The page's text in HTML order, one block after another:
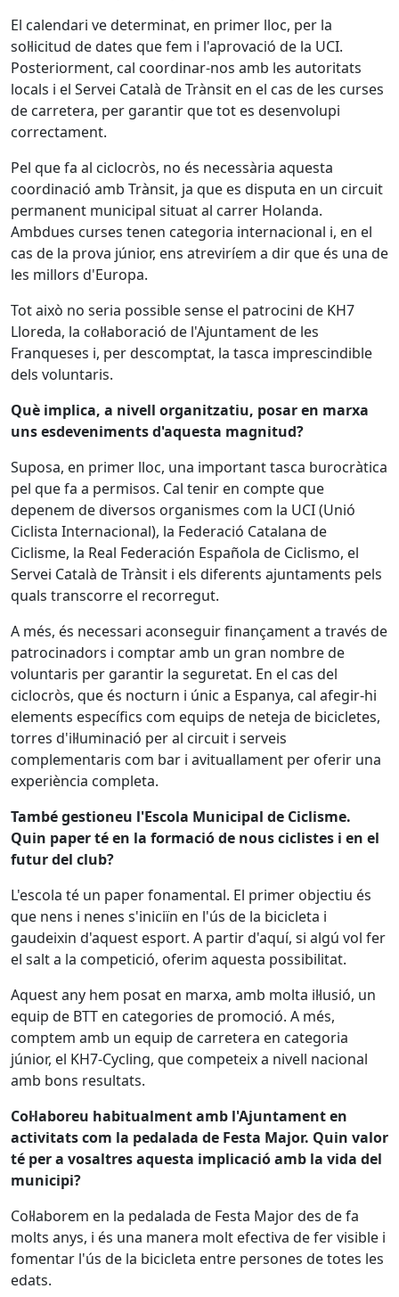
El calendari ve determinat, en primer lloc, per la
sol·licitud de dates que fem i l'aprovació de la UCI.
Posteriorment, cal coordinar-nos amb les autoritats
locals i el Servei Català de Trànsit en el cas de les curses
de carretera, per garantir que tot es desenvolupi
correctament.
Pel que fa al ciclocròs, no és necessària aquesta
coordinació amb Trànsit, ja que es disputa en un circuit
permanent municipal situat al carrer Holanda.
Ambdues curses tenen categoria internacional i, en el
cas de la prova júnior, ens atreviríem a dir que és una de
les millors d'Europa.
Tot això no seria possible sense el patrocini de KH7
Lloreda, la col·laboració de l'Ajuntament de les
Franqueses i, per descomptat, la tasca imprescindible
dels voluntaris.
Què implica, a nivell organitzatiu, posar en marxa
uns esdeveniments d'aquesta magnitud?
Suposa, en primer lloc, una important tasca burocràtica
pel que fa a permisos. Cal tenir en compte que
depenem de diversos organismes com la UCI (Unió
Ciclista Internacional), la Federació Catalana de
Ciclisme, la Real Federación Española de Ciclismo, el
Servei Català de Trànsit i els diferents ajuntaments pels
quals transcorre el recorregut.
A més, és necessari aconseguir finançament a través de
patrocinadors i comptar amb un gran nombre de
voluntaris per garantir la seguretat. En el cas del
ciclocròs, que és nocturn i únic a Espanya, cal afegir-hi
elements específics com equips de neteja de bicicletes,
torres d'il·luminació per al circuit i serveis
complementaris com bar i avituallament per oferir una
experiència completa.
També gestioneu l'Escola Municipal de Ciclisme.
Quin paper té en la formació de nous ciclistes i en el
futur del club?
L'escola té un paper fonamental. El primer objectiu és
que nens i nenes s'iniciïn en l'ús de la bicicleta i
gaudeixin d'aquest esport. A partir d'aquí, si algú vol fer
el salt a la competició, oferim aquesta possibilitat.
Aquest any hem posat en marxa, amb molta il·lusió, un
equip de BTT en categories de promoció. A més,
comptem amb un equip de carretera en categoria
júnior, el KH7-Cycling, que competeix a nivell nacional
amb bons resultats.
Col·laboreu habitualment amb l'Ajuntament en
activitats com la pedalada de Festa Major. Quin valor
té per a vosaltres aquesta implicació amb la vida del
municipi?
Col·laborem en la pedalada de Festa Major des de fa
molts anys, i és una manera molt efectiva de fer visible i
fomentar l'ús de la bicicleta entre persones de totes les
edats.